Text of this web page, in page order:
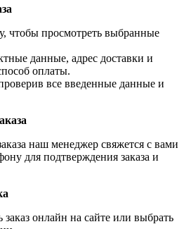
чтобы просмотреть выбранные
данные, адрес доставки и
оплаты.
все введенные данные и
наш менеджер свяжется с вами
для подтверждения заказа и
онлайн на сайте или выбрать